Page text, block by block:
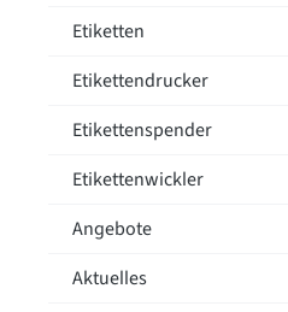
Etiketten
Etikettendrucker
Etikettenspender
Etikettenwickler
Angebote
Aktuelles